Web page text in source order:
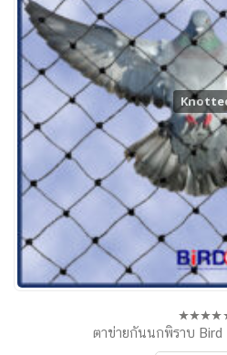
0
ตาข่ายกันนกพิราบ Bird